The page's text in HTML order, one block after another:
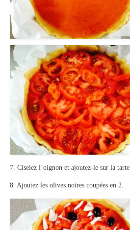
7. Ciselez l’oignon et ajoutez-le sur la tarte.
8. Ajoutez les olives noires coupées en 2.